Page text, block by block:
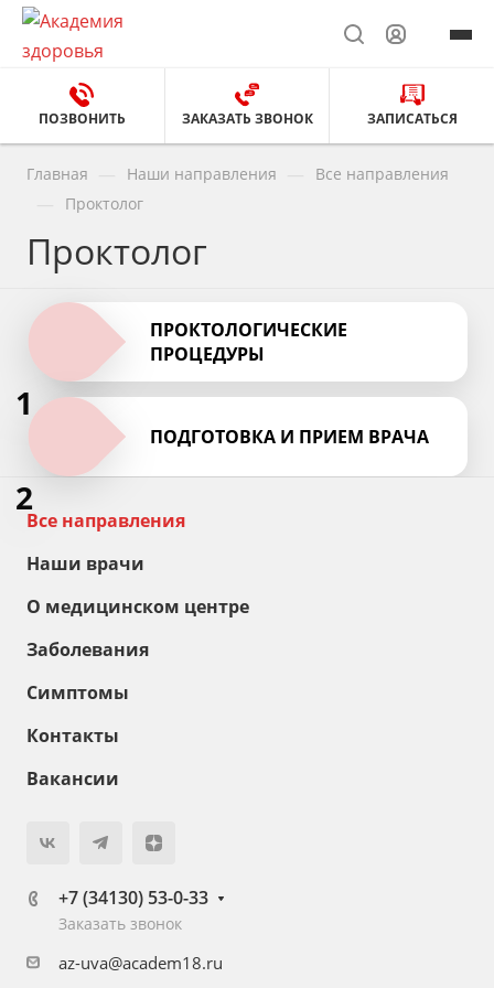
ПОЗВОНИТЬ ЗАКАЗАТЬ ЗВОНОК ЗАПИСАТЬСЯ
Главная Наши направления Все направления
Проктолог
Проктолог
1
ПРОКТОЛОГИЧЕСКИЕ
ПРОЦЕДУРЫ
2
ПОДГОТОВКА И ПРИЕМ ВРАЧА
Все направления
Наши врачи
О медицинском центре
Заболевания
Симптомы
Контакты
Вакансии
+7 (34130) 53-0-33
Заказать звонок
az-uva@academ18.ru